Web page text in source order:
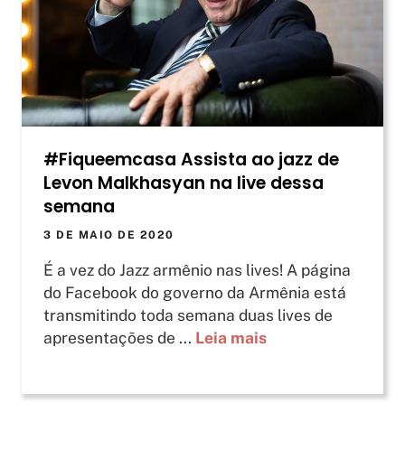
#Fiqueemcasa Assista ao jazz de
Levon Malkhasyan na live dessa
semana
3 DE MAIO DE 2020
É a vez do Jazz armênio nas lives! A página
do Facebook do governo da Armênia está
transmitindo toda semana duas lives de
apresentações de ... Leia mais